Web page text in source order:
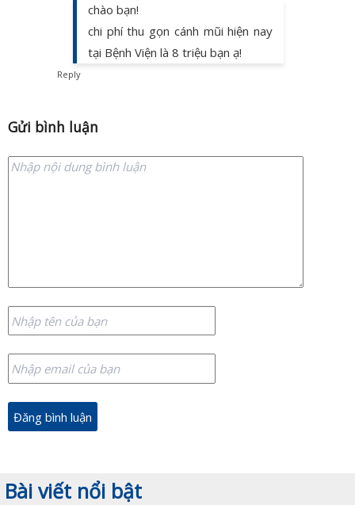
chào bạn!
chi phí thu gọn cánh mũi hiện nay
tại Bệnh Viện là 8 triệu bạn ạ!
Reply
Gửi bình luận
Bài viết nổi bật